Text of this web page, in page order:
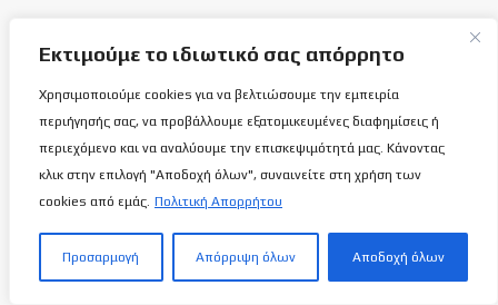
Εκτιμούμε το ιδιωτικό σας απόρρητο
Χρησιμοποιούμε cookies για να βελτιώσουμε την εμπειρία
περιήγησής σας, να προβάλλουμε εξατομικευμένες διαφημίσεις ή
περιεχόμενο και να αναλύουμε την επισκεψιμότητά μας. Κάνοντας
κλικ στην επιλογή "Αποδοχή όλων", συναινείτε στη χρήση των
cookies από εμάς. Πολιτική Απορρήτου
Προσαρμογή Απόρριψη όλων Αποδοχή όλων
Το Basketball Stories στις επάλξεις!
Μια νέα ιστοσελίδα εμφανίζεται σήμερα μπροστά στις οθόνες
σας, η basketballstoriescy.com.
θα είναι
ανώνυμο!